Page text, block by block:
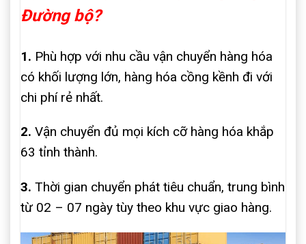
Đường bộ?
1. Phù hợp với nhu cầu vận chuyển hàng hóa
có khối lượng lớn, hàng hóa cồng kềnh đi với
chi phí rẻ nhất.
2. Vận chuyển đủ mọi kích cỡ hàng hóa khắp
63 tỉnh thành.
3. Thời gian chuyển phát tiêu chuẩn, trung bình
từ 02 – 07 ngày tùy theo khu vực giao hàng.